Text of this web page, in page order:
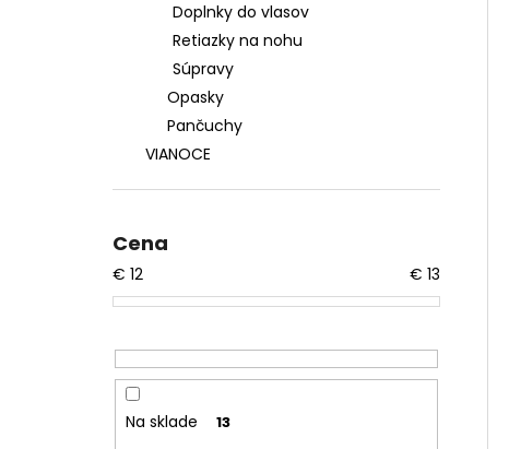
Doplnky do vlasov
Retiazky na nohu
Súpravy
Opasky
Pančuchy
VIANOCE
Cena
€ 12 € 13
Na sklade 13